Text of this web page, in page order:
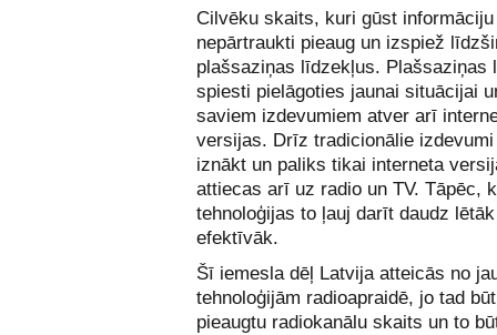
Cilvēku skaits, kuri gūst
nepārtraukti pieaug un izspiež
plašsaziņas līdzekļus. Plašsaziņas
spiesti pielāgoties jaunai situācijai
saviem izdevumiem atver arī
versijas. Drīz tradicionālie
iznākt un paliks tikai interneta
attiecas arī uz radio un TV. Tāpēc,
tehnoloģijas to ļauj darīt daudz
efektīvāk.
Šī iemesla dēļ Latvija atteicās no
tehnoloģijām radioapraidē, jo tad
pieaugtu radiokanālu skaits un to